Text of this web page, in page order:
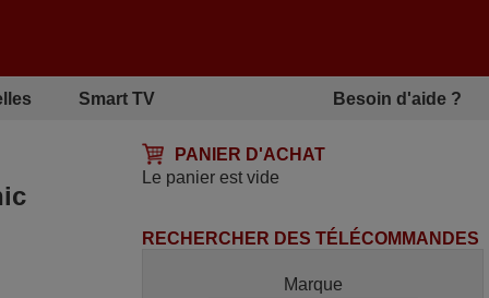
Smart TV Besoin d'aide ?
PANIER D'ACHAT
Le panier est vide
RECHERCHER DES TÉLÉCOMMANDES
Marque